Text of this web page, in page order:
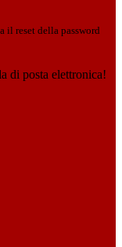
il reset della password
di posta elettronica!